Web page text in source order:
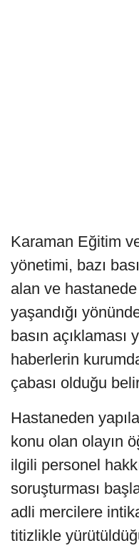
Karaman Eğitim
yönetimi, bazı
alan ve hastanede
yaşandığı
basın açıklaması
haberlerin
çabası olduğu
Hastaneden
konu olan olayın
ilgili personel
soruşturması
adli mercilere
titizlikle